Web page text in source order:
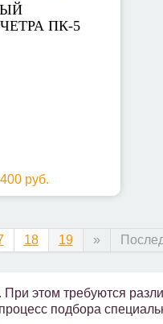
ПК-5
руб.
18 19 »
При этом требуются
подбора